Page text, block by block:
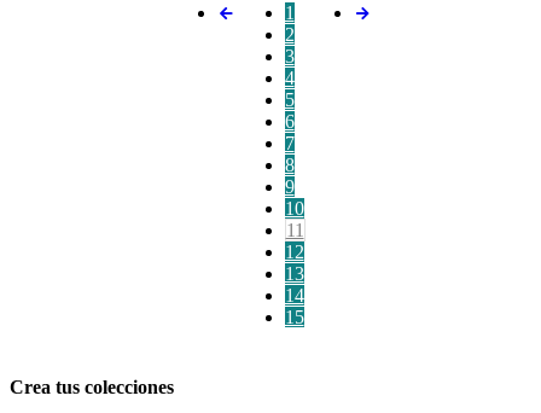
1
2
3
4
5
6
7
8
9
10
11
12
13
14
15
Crea tus colecciones